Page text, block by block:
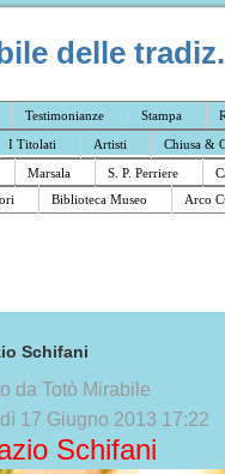
delle
Testimonianze Stampa
I Titolati Artisti
Chiusa &
Marsala S. P. Perriere
Biblioteca Museo Arco
Schifani
da Totò Mirabile
17 Giugno 2013 17:22
Schifani